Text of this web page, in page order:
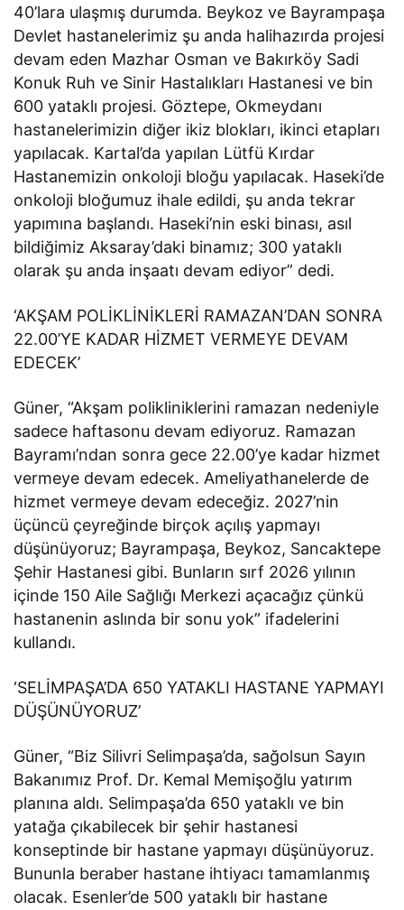
40’lara ulaşmış durumda. Beykoz ve Bayrampaşa
Devlet hastanelerimiz şu anda halihazırda projesi
devam eden Mazhar Osman ve Bakırköy Sadi
Konuk Ruh ve Sinir Hastalıkları Hastanesi ve bin
600 yataklı projesi. Göztepe, Okmeydanı
hastanelerimizin diğer ikiz blokları, ikinci etapları
yapılacak. Kartal’da yapılan Lütfü Kırdar
Hastanemizin onkoloji bloğu yapılacak. Haseki’de
onkoloji bloğumuz ihale edildi, şu anda tekrar
yapımına başlandı. Haseki’nin eski binası, asıl
bildiğimiz Aksaray’daki binamız; 300 yataklı
olarak şu anda inşaatı devam ediyor” dedi.
‘AKŞAM POLİKLİNİKLERİ RAMAZAN’DAN SONRA
22.00’YE KADAR HİZMET VERMEYE DEVAM
EDECEK’
Güner, “Akşam polikliniklerini ramazan nedeniyle
sadece haftasonu devam ediyoruz. Ramazan
Bayramı’ndan sonra gece 22.00’ye kadar hizmet
vermeye devam edecek. Ameliyathanelerde de
hizmet vermeye devam edeceğiz. 2027’nin
üçüncü çeyreğinde birçok açılış yapmayı
düşünüyoruz; Bayrampaşa, Beykoz, Sancaktepe
Şehir Hastanesi gibi. Bunların sırf 2026 yılının
içinde 150 Aile Sağlığı Merkezi açacağız çünkü
hastanenin aslında bir sonu yok” ifadelerini
kullandı.
‘SELİMPAŞA’DA 650 YATAKLI HASTANE YAPMAYI
DÜŞÜNÜYORUZ’
Güner, “Biz Silivri Selimpaşa’da, sağolsun Sayın
Bakanımız Prof. Dr. Kemal Memişoğlu yatırım
planına aldı. Selimpaşa’da 650 yataklı ve bin
yatağa çıkabilecek bir şehir hastanesi
konseptinde bir hastane yapmayı düşünüyoruz.
Bununla beraber hastane ihtiyacı tamamlanmış
olacak. Esenler’de 500 yataklı bir hastane